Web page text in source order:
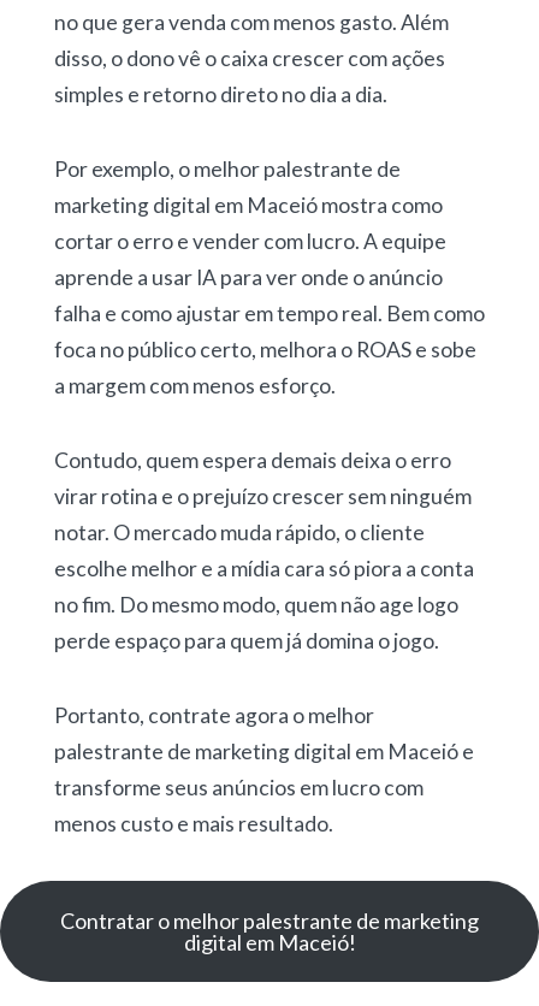
no que gera venda com menos gasto. Além
disso, o dono vê o caixa crescer com ações
simples e retorno direto no dia a dia.
Por exemplo, o melhor palestrante de
marketing digital em Maceió mostra como
cortar o erro e vender com lucro. A equipe
aprende a usar IA para ver onde o anúncio
falha e como ajustar em tempo real. Bem como
foca no público certo, melhora o ROAS e sobe
a margem com menos esforço.
Contudo, quem espera demais deixa o erro
virar rotina e o prejuízo crescer sem ninguém
notar. O mercado muda rápido, o cliente
escolhe melhor e a mídia cara só piora a conta
no fim. Do mesmo modo, quem não age logo
perde espaço para quem já domina o jogo.
Portanto, contrate agora o melhor
palestrante de marketing digital em Maceió e
transforme seus anúncios em lucro com
menos custo e mais resultado.
Contratar o melhor palestrante de marketing
digital em Maceió!